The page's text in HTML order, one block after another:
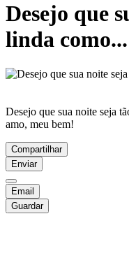
Desejo que
linda como...
Desejo que sua noite seja
amo, meu bem!
Compartilhar
Enviar
Email
Guardar